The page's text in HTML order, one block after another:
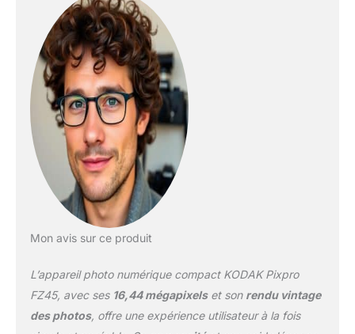
de capturer des sujets
éloignés avec précision.
ENREGISTREMENT
VIDEO HD - L'appareil
photo peut enregistrer
des vidéos en haute
définition jusqu'à une
résolution de 720p, pour
des souvenirs clairs et
fluides. ÉCRAN LCD
INCLINABLE - L'écran
prises de vue, même
dans des angles
difficiles. MODE
Mon avis sur ce produit
L’appareil photo numérique compact KODAK Pixpro
FZ45, avec ses 16,44 mégapixelset son rendu vintage
des photos, offre une expérience utilisateur à la fois